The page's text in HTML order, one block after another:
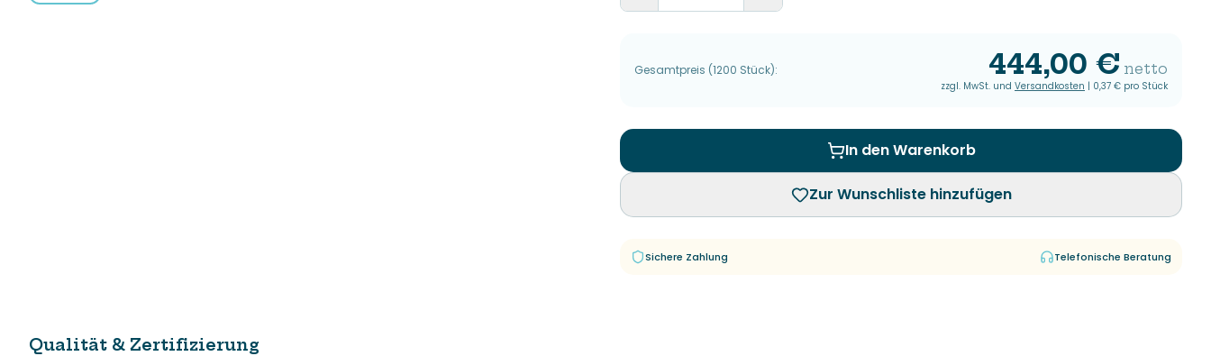
Gesamtpreis (1200 Stück): 444,00 € netto
zzgl. MwSt. und Versandkosten | 0,37 € pro Stück
In den Warenkorb
Zur Wunschliste hinzufügen
Sichere Zahlung Telefonische Beratung
Qualität & Zertifizierung